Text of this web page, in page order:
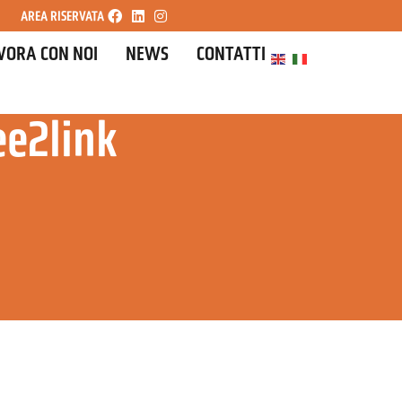
AREA RISERVATA
CON NOI NEWS CONTATTI